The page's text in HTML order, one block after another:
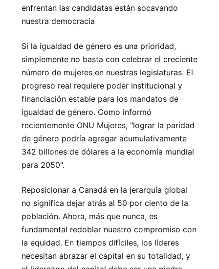
enfrentan las candidatas están socavando
nuestra democracia
Si la igualdad de género es una prioridad,
simplemente no basta con celebrar el creciente
número de mujeres en nuestras legislaturas. El
progreso real requiere poder institucional y
financiación estable para los mandatos de
igualdad de género. Como informó
recientemente ONU Mujeres, "lograr la paridad
de género podría agregar acumulativamente
342 billones de dólares a la economía mundial
para 2050".
Reposicionar a Canadá en la jerarquía global
no significa dejar atrás al 50 por ciento de la
población. Ahora, más que nunca, es
fundamental redoblar nuestro compromiso con
la equidad. En tiempos difíciles, los líderes
necesitan abrazar el capital en su totalidad, y